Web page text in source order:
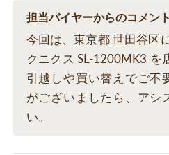
担当バイヤーからのコメント
今回は、東京都 世田谷区
クニクス SL-1200MK3 を
引越しや買い替えでご不
がございましたら、アシ
い。